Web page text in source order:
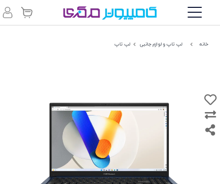
خانه لپ تاپ و لوازم جانبی لپ تاپ